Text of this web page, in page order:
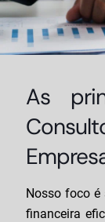
As
Nosso foco é
financeira